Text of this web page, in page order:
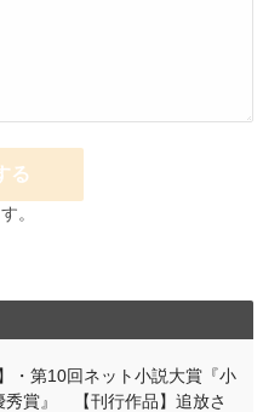
した俺は、周囲の人から「国を救って
ても感謝される。
り、人間だけでなく、亜人や魔族ま
な場所だと。
の場所を知りたい」彼らにとって極
る
。
・第10回ネット小説大賞『小
賞』 【刊行作品】追放さ